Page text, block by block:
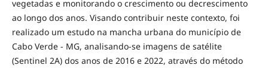
vegetadas e monitorando o crescimento ou decrescimento
ao longo dos anos. Visando contribuir neste contexto, foi
realizado um estudo na mancha urbana do município de
Cabo Verde - MG, analisando-se imagens de satélite
(Sentinel 2A) dos anos de 2016 e 2022, através do método